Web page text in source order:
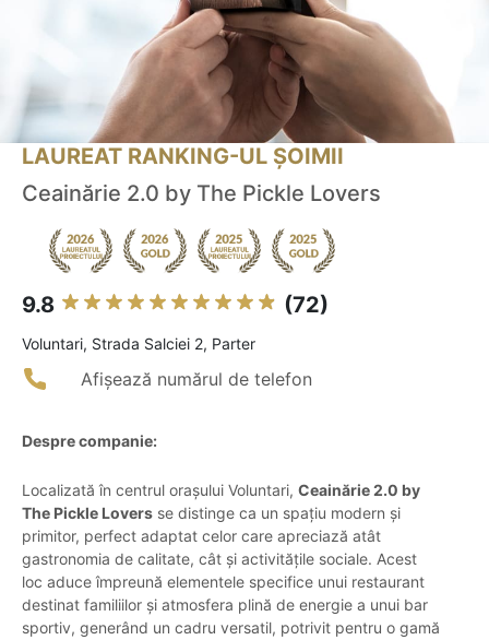
LAUREAT RANKING-UL ȘOIMII
Ceainărie 2.0 by The Pickle Lovers
9.8 (72)
Voluntari, Strada Salciei 2, Parter
Afișează numărul de telefon
Despre companie:
Localizată în centrul orașului Voluntari, Ceainărie 2.0 by
The Pickle Lovers se distinge ca un spațiu modern și
primitor, perfect adaptat celor care apreciază atât
gastronomia de calitate, cât și activitățile sociale. Acest
loc aduce împreună elementele specifice unui restaurant
destinat familiilor și atmosfera plină de energie a unui bar
sportiv, generând un cadru versatil, potrivit pentru o gamă